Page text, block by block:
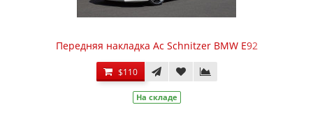
Передняя накладка Ac Schnitzer BMW E92
$110
На складе